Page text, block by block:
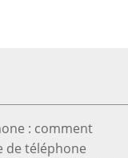
: comment
de téléphone